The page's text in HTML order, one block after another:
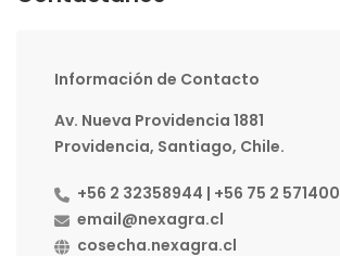
Información de Contacto
Av. Nueva Providencia 1881
Providencia, Santiago, Chile.
+56 2 32358944 | +56 75 2 571400
email@nexagra.cl
cosecha.nexagra.cl